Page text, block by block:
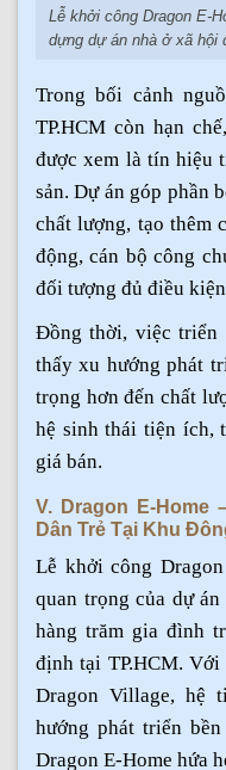
Lễ khởi công Dragon E-
dựng dự án nhà ở xã hội
Trong bối cảnh
TP.HCM còn hạn
được xem là tín hiệu
sản. Dự án góp phần
chất lượng, tạo thêm
động, cán bộ công
đối tượng đủ điều
Đồng thời, việc triển
thấy xu hướng phát
trọng hơn đến chất
hệ sinh thái tiện ích,
giá bán.
V. Dragon E-Home
Dân Trẻ Tại Khu
Lễ khởi công
quan trọng của dự
hàng trăm gia đình
định tại TP.HCM.
Dragon Village, hệ
hướng phát triển
Dragon E-Home hứa